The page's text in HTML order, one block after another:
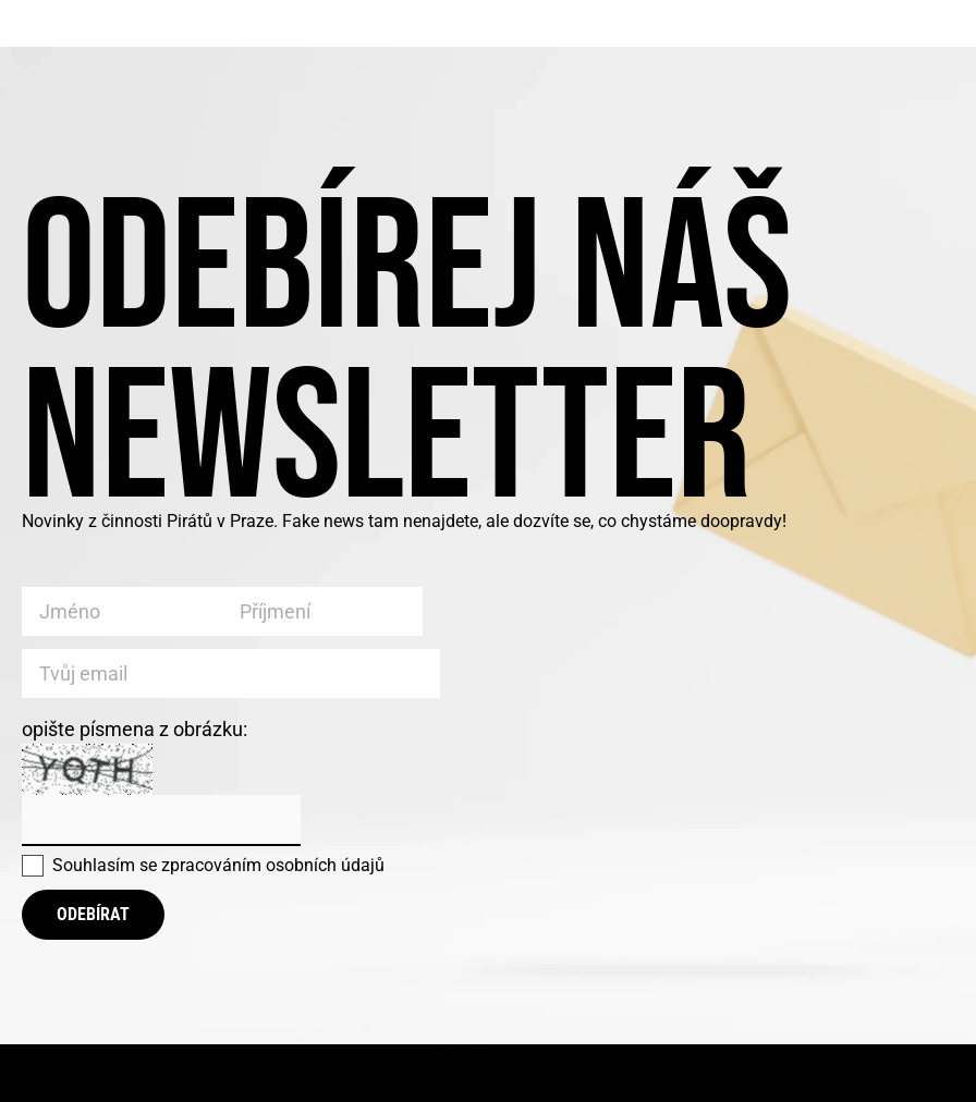
ODEBÍREJ NÁŠ
NEWSLETTER
Novinky z činnosti Pirátů v Praze. Fake news tam nenajdete, ale dozvíte se, co chystáme doopravdy!
opište písmena z obrázku:
Souhlasím se zpracováním osobních údajů
ODEBÍRAT